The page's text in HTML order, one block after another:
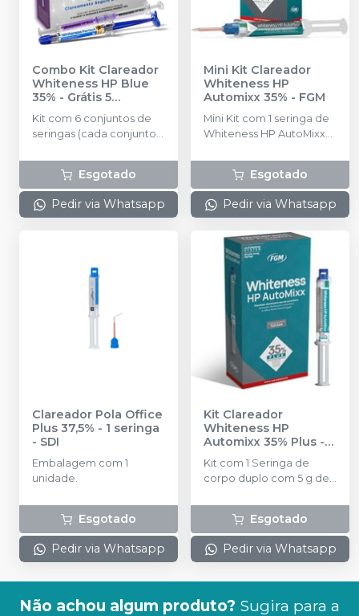
Combo Kit Clareador
Whiteness HP Blue
35% - Grátis 5
Seringas Whiteness
Perfect 16%- FGM
Kit com 6 conjuntos de
seringas (cada conjunto
Peróxido de Hidrogênio
com 0,84g e 1 seringa de
Espessante com 0,36g,
1,2g no total em cada
com 2g + 6 dispositivos
de acoplamento das
seringas + 6 ponteiras de
Perfect 16%
Esgotado
Pedir via Whatsapp
Mini Kit Clareador
Whiteness HP
Automixx 35% - FGM
Mini Kit com 1 seringa de
Whiteness HP AutoMixx
automistura, 1 seringa Top
Dam com 1g.Esgotado
Pedir via Whatsapp
Clareador Pola Office
Plus 37,5% - 1 seringa
- SDI
Embalagem com 1
unidade.
Esgotado
Pedir via Whatsapp
Kit Clareador
Whiteness HP
Automixx 35% Plus -
FGM
Kit com 1 Seringa de
corpo duplo com 5 g de
misturadoras, 1 Top dam
com 2 g e ponteiras e 1
Neutralize com 2 g.
Esgotado
Pedir via Whatsapp
Não achou algum produto? Sugira para a